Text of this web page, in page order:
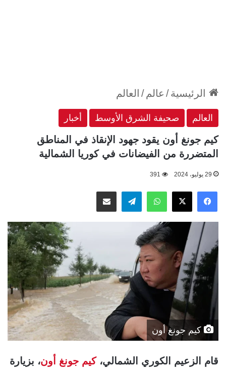
الرئيسية/ عالم / العالم
العالم صحيفة الشرق الأوسط أخبار
كيم جونغ أون يقود جهود الإنقاذ في المناطق
المتضررة من الفيضانات في كوريا الشمالية
29 يوليو، 2024 391
فيسبوك
‫X واتسابتيلقراممشاركة عبر البريد
كيم جونغ أون
قام الزعيم الكوري الشمالي،كيم جونغ أون، بزيارة